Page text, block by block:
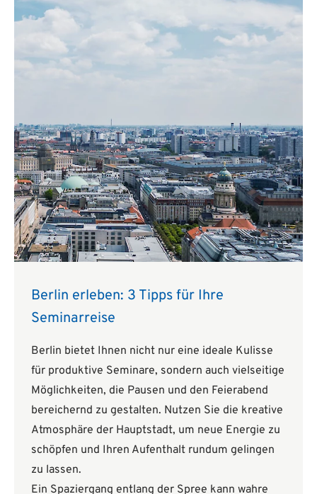
Berlin erleben: 3 Tipps für Ihre
Seminarreise
Berlin bietet Ihnen nicht nur eine ideale Kulisse
für produktive Seminare, sondern auch vielseitige
Möglichkeiten, die Pausen und den Feierabend
bereichernd zu gestalten. Nutzen Sie die kreative
Atmosphäre der Hauptstadt, um neue Energie zu
schöpfen und Ihren Aufenthalt rundum gelingen
zu lassen.
Ein Spaziergang entlang der Spree kann wahre